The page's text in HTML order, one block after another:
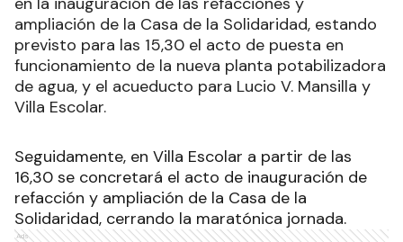
ampliación de la Casa de la Solidaridad, estando
previsto para las 15,30 el acto de puesta en
funcionamiento de la nueva planta potabilizadora
de agua, y el acueducto para Lucio V. Mansilla y
Villa Escolar.
Seguidamente, en Villa Escolar a partir de las
16,30 se concretará el acto de inauguración de
refacción y ampliación de la Casa de la
Solidaridad, cerrando la maratónica jornada.
Ads